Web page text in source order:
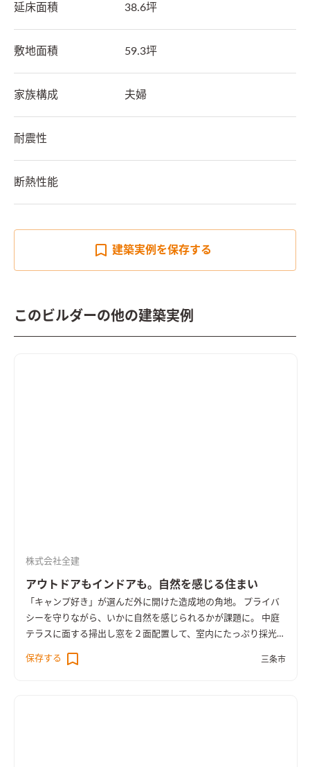
延床面積 38.6坪
敷地面積 59.3坪
家族構成 夫婦
耐震性
断熱性能
建築実例を保存する
このビルダーの他の建築実例
株式会社全建
アウトドアもインドアも。自然を感じる住まい
「キャンプ好き」が選んだ外に開けた造成地の角地。 プライバ
シーを守りながら、いかに自然を感じられるかが課題に。 中庭
テラスに面する掃出し窓を２面配置して、室内にたっぷり採光を
線をさえぎり心地よいスペースを実現している。 １階にＬＤ
保存する 三条市